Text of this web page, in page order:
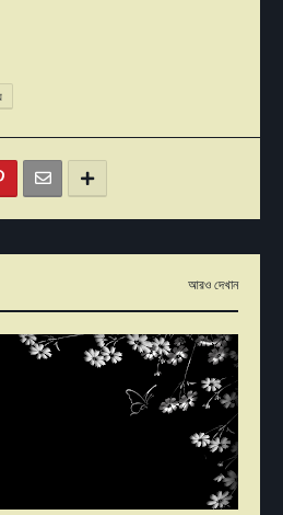
আরও দেখান